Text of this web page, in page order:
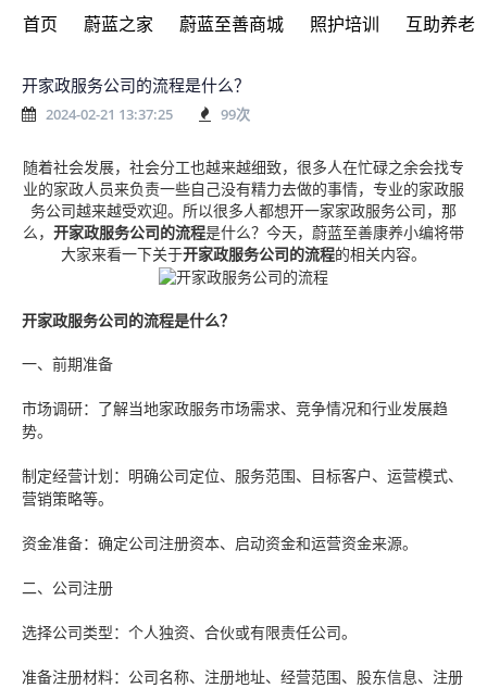
首页 蔚蓝之家 蔚蓝至善商城 照护培训 互助养老
开家政服务公司的流程是什么？
2024-02-21 13:37:25 99次
随着社会发展，社会分工也越来越细致，很多人在忙碌之余会找专
业的家政人员来负责一些自己没有精力去做的事情，专业的家政服
务公司越来越受欢迎。所以很多人都想开一家家政服务公司，那
么， 开家政服务公司的流程是什么？今天，蔚蓝至善康养小编将带
大家来看一下关于开家政服务公司的流程的相关内容。
开家政服务公司的流程是什么？
一、前期准备
市场调研：了解当地家政服务市场需求、竞争情况和行业发展趋
势。
制定经营计划：明确公司定位、服务范围、目标客户、运营模式、
营销策略等。
资金准备：确定公司注册资本、启动资金和运营资金来源。
二、公司注册
选择公司类型：个人独资、合伙或有限责任公司。
准备注册材料：公司名称、注册地址、经营范围、股东信息、注册